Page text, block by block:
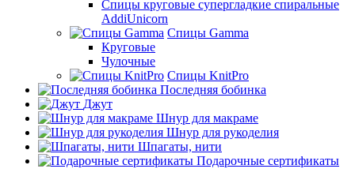
Спицы круговые супергладкие спиральные
AddiUnicorn
Спицы Gamma
Круговые
Чулочные
Спицы KnitPro
Последняя бобинка
Джут
Шнур для макраме
Шнур для рукоделия
Шпагаты, нити
Подарочные сертификаты